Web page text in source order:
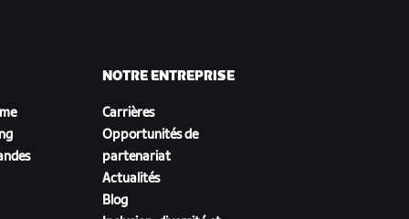
NOTRE ENTREPRISE
Carrières
Opportunités de
partenariat
Actualités
Blog